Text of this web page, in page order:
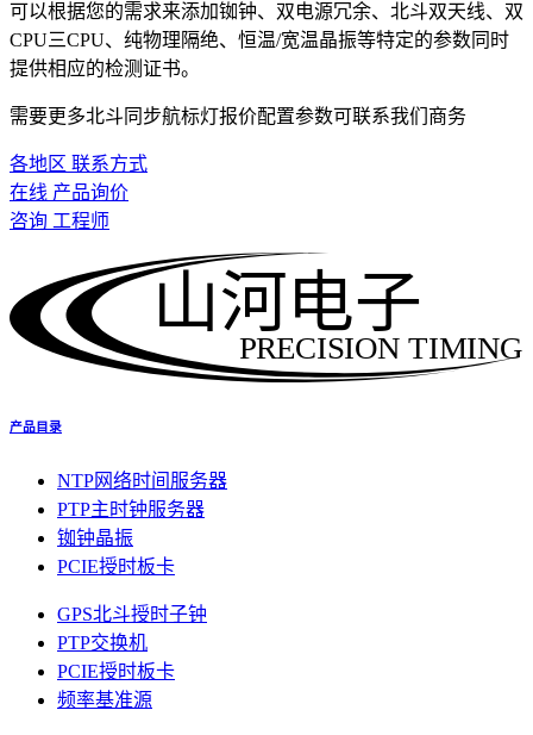
可以根据您的需求来添加铷钟、双电源冗余、北斗双天线、双
CPU三CPU、纯物理隔绝、恒温/宽温晶振等特定的参数同时
提供相应的检测证书。
需要更多北斗同步航标灯报价配置参数可联系我们商务
各地区 联系方式
在线 产品询价
咨询 工程师
PRECISION TIMING
山河电子
产品目录
NTP网络时间服务器
PTP主时钟服务器
铷钟晶振
PCIE授时板卡
GPS北斗授时子钟
PTP交换机
PCIE授时板卡
频率基准源